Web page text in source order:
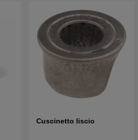
Cuscinetto liscio